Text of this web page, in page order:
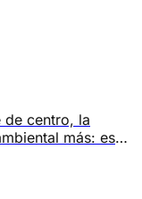
de centro, la
más: es
y riesgo